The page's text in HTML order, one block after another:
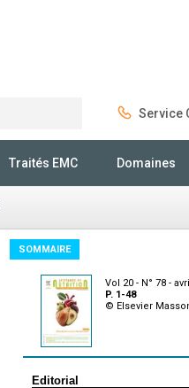
Service
Traités EMC Domaines
SOMMAIRE
Vol 20 - N° 78 -
P. 1-48
© Elsevier
Editorial